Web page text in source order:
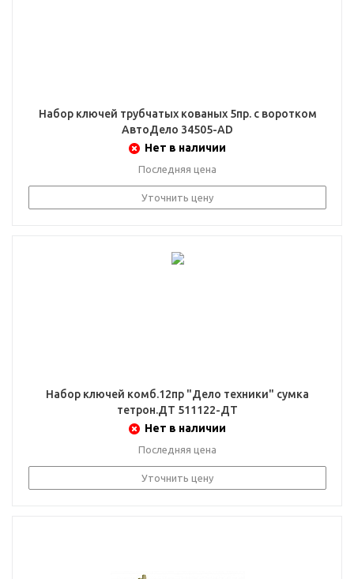
Набор ключей трубчатых кованых 5пр. с воротком
АвтоДело 34505-АD
Нет в наличии
Последняя цена
Уточнить цену
Набор ключей комб.12пр "Дело техники" сумка
тетрон.ДТ 511122-ДТ
Нет в наличии
Последняя цена
Уточнить цену